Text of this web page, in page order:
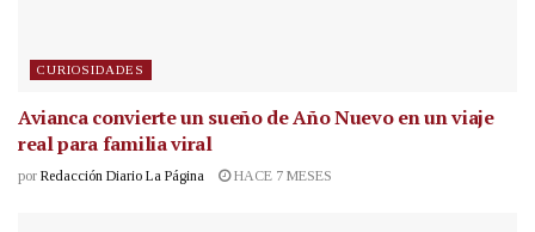
CURIOSIDADES
Avianca convierte un sueño de Año Nuevo en un viaje
real para familia viral
por Redacción Diario La Página HACE 7 MESES